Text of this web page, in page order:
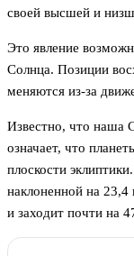
своей высшей и
Это явление
Солнца. Позиции
меняются из-за
Известно, что наша
означает, что
плоскости
наклоненной на 23,4
и заходит почти на